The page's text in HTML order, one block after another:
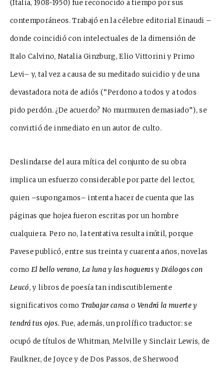
(Italia, 1908-1950) fue reconocido a tiempo por sus
contemporáneos. Trabajó en la célebre editorial Einaudi –
donde coincidió con intelectuales de la dimensión de
Italo Calvino, Natalia Ginzburg, Elio Vittorini y Primo
Levi– y, tal vez a causa de su meditado suicidio y de una
devastadora nota de adiós (“Perdono a todos y a todos
pido perdón. ¿De acuerdo? No murmuren demasiado”), se
convirtió de inmediato en un autor de culto.
Deslindarse del aura mítica del conjunto de su obra
implica un esfuerzo considerable por parte del lector,
quien –supongamos– intenta hacer de cuenta que las
páginas que hojea fueron escritas por un hombre
cualquiera. Pero no, la tentativa resulta inútil, porque
Pavese publicó, entre sus treinta y cuarenta años, novelas
como El bello verano, La luna y las hoguerasyDiálogos con
Leucó, y libros de poesía tan indiscutiblemente
significativos como Trabajar cansa o Vendrá la muerte y
tendrá tus ojos. Fue, además, un prolífico traductor: se
ocupó de títulos de Whitman, Melville y Sinclair Lewis, de
Faulkner, de Joyce y de Dos Passos, de Sherwood